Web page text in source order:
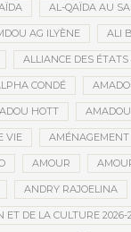
AL-QAÏDA AU
AG ILYÈNE ALI
ALLIANCE DES
CONDÉ
HOTT
VIE AMÉNAGEMENT
AMOUR
ANDRY RAJOELINA
ET DE LA CULTURE 2026-